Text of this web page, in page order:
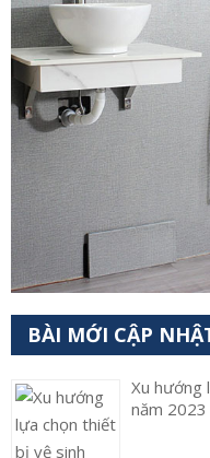
BÀI MỚI CẬP
Xu hướng
năm 2023